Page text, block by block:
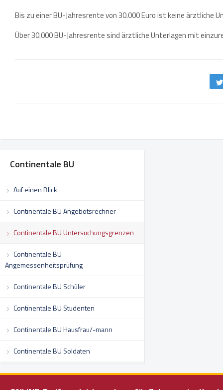
Continentale BU
Auf einen Blick
Continentale BU Angebotsrechner
Continentale BU Untersuchungsgrenzen
Continentale BU
Angemessenheitsprüfung
Continentale BU Schüler
Continentale BU Studenten
Continentale BU Hausfrau/-mann
Continentale BU Soldaten
Bis zu einer BU-Jahresrente von 30.000 Euro ist keine
Über 30.000 BU-Jahresrente sind ärztliche Unterlagen mit